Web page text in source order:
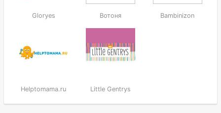
Gloryes Вотоня Bambinizon
Helptomama.ru Little Gentrys